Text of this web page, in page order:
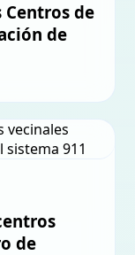
de
de
de